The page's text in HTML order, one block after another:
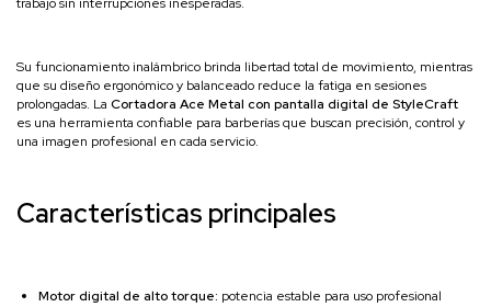
Su funcionamiento inalámbrico brinda libertad total de movimiento, mientras
que su diseño ergonómico y balanceado reduce la fatiga en sesiones
prolongadas. La Cortadora Ace Metal con pantalla digital de StyleCraft
es una herramienta confiable para barberías que buscan precisión, control y
una imagen profesional en cada servicio.
Características principales
Motor digital de alto torque: potencia estable para uso profesional